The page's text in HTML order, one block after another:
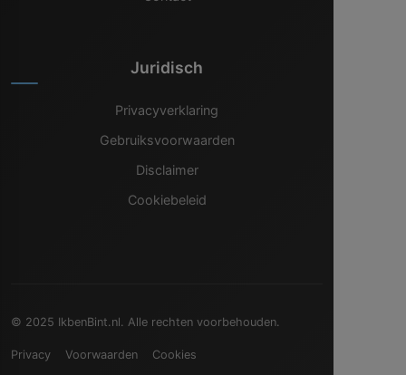
Juridisch
Privacyverklaring
Gebruiksvoorwaarden
Disclaimer
Cookiebeleid
© 2025 IkbenBint.nl. Alle rechten voorbehouden.
Privacy Voorwaarden Cookies